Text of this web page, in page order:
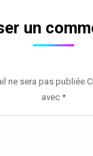
un
ne sera pas publiée
avec *